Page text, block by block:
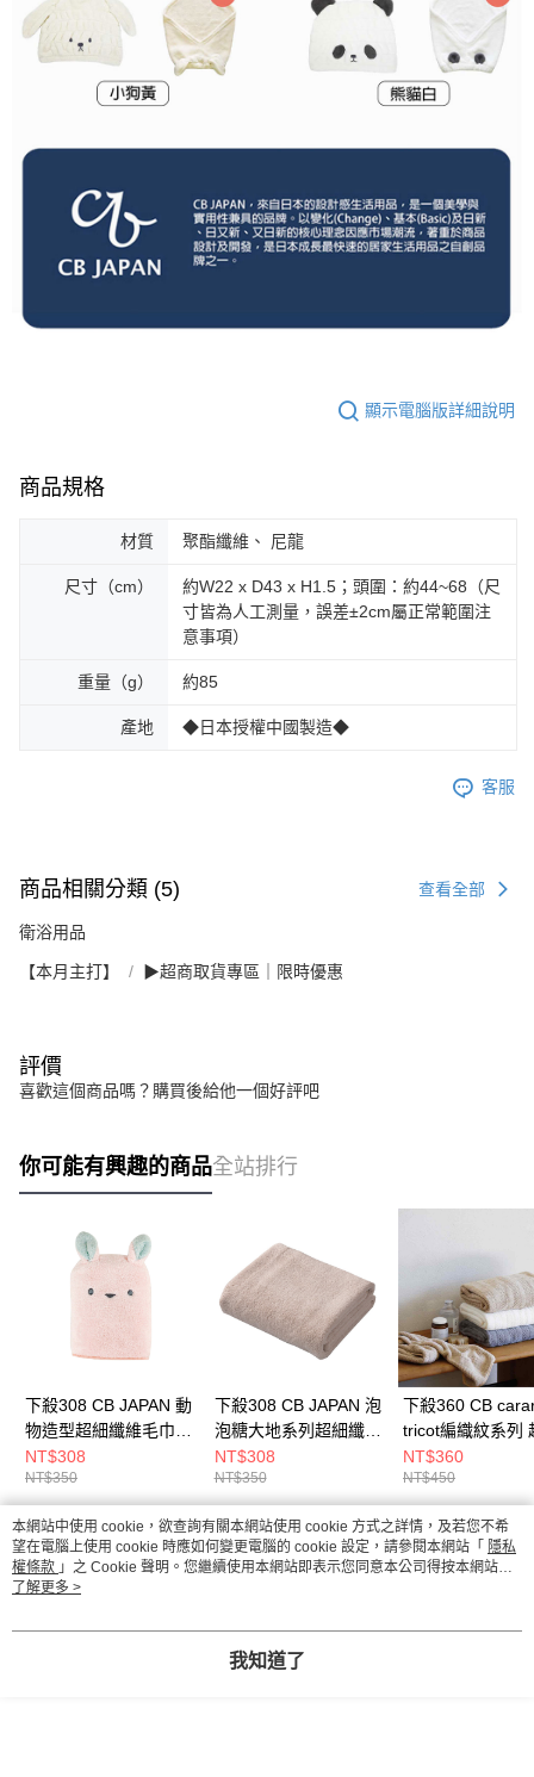
顯示電腦版詳細說明
商品規格
材質 聚酯纖維、 尼龍
尺寸（cm）
約W22 x D43 x H1.5；頭圍：約44~68（尺
寸皆為人工測量，誤差±2cm屬正常範圍注
意事項）
重量（g） 約85
產地 ◆日本授權中國製造◆
客服
商品相關分類 (5) 查看全部
衛浴用品
【本月主打】 ▶超商取貨專區｜限時優惠
評價
喜歡這個商品嗎？購買後給他一個好評吧
你可能有興趣的商品全站排行
下殺308 CB JAPAN 動
物造型超細纖維毛巾
小白兔粉/吸水浴巾/洗
浴用品/速乾毛巾
26Aug001
NT$308
NT$350
下殺308 CB JAPAN 泡
泡糖大地系列超細纖維
4倍吸水擦頭巾 大地棕/
擦頭包巾/毛巾/衛浴用
品 26Aug001
NT$308
NT$350
下殺360 CB
tricot編織紋系列
纖維擦頭巾/吸水
包頭巾/擦頭巾
26Aug001
NT$360
NT$450
熱門標籤
本網站中使用 cookie，欲查詢有關本網站使用 cookie 方式之詳情，及若您不希
望在電腦上使用 cookie 時應如何變更電腦的 cookie 設定，請參閱本網站「 隱私
權條款 」之 Cookie 聲明。您繼續使用本網站即表示您同意本公司得按本網站使
用條款之 Cookie 聲明使用 cookie。
了解更多 >
我知道了